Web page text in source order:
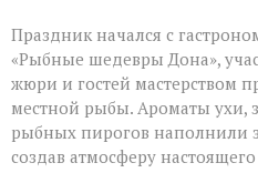
Праздник начался с
«Рыбные шедевры Дона»,
жюри и гостей мастерством
местной рыбы. Ароматы ухи,
рыбных пирогов наполнили
создав атмосферу